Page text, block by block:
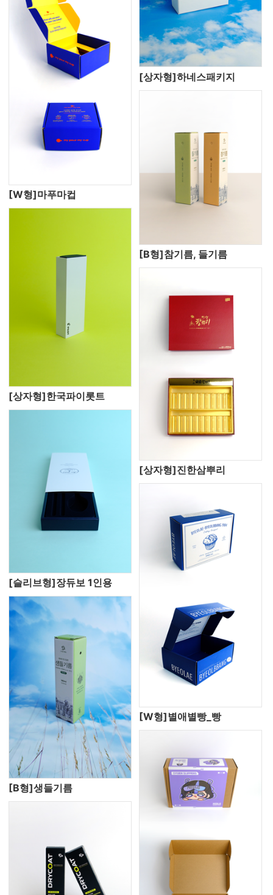
[W형]마푸마컵
[상자형]하네스패키지
[상자형]한국파이롯트
[B형]참기름, 들기름
[슬리브형]장듀보 1인용
[상자형]진한삼뿌리
[B형]생들기름
[W형]별애별빵_빵